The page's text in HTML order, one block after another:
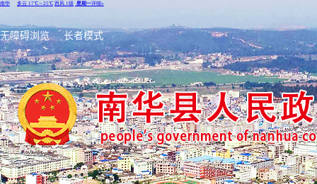
无障碍浏览 长者模式